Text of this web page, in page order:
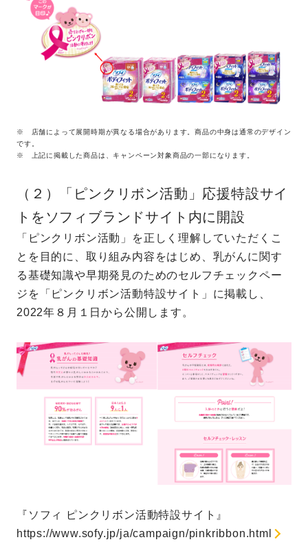
※ 店舗によって展開時期が異なる場合があります。商品の中身は通常のデザイン
です。
※ 上記に掲載した商品は、キャンペーン対象商品の一部になります。
（２）「ピンクリボン活動」応援特設サイ
トをソフィブランドサイト内に開設
「ピンクリボン活動」を正しく理解していただくこ
とを目的に、取り組み内容をはじめ、乳がんに関す
る基礎知識や早期発見のためのセルフチェックペー
ジを「ピンクリボン活動特設サイト」に掲載し、
2022年８月１日から公開します。
『ソフィ ピンクリボン活動特設サイト』
https://www.sofy.jp/ja/campaign/pinkribbon.html